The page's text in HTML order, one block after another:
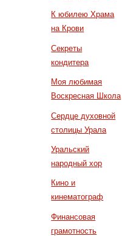
К юбилею Храма
на Крови
Секреты
кондитера
Моя любимая
Воскресная Школа
Сердце духовной
столицы Урала
Уральский
народный хор
Кино и
кинематограф
Финансовая
грамотность